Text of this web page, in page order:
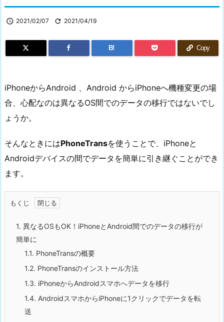
検索
 2021/02/07  2021/04/19
B! Copy
iPhoneからAndroid 、Android からiPhoneへ機種変更の場
合、心配なのは異なるOS間でのデータの移行ではないでし
ょうか。
そんなときにはPhoneTransを使うことで、iPhoneと
Androidデバイスの間でデータを簡単に引き継ぐことができ
ます。
もくじ
1. 異なるOSもOK！iPhoneとAndroid間でのデータの移行が
簡単に
1.1. PhoneTransの概要
1.2. PhoneTransのインストール方法
1.3. iPhoneからAndroidスマホへデータを移行
1.4. AndroidスマホからiPhoneに1クリックでデータを転
送